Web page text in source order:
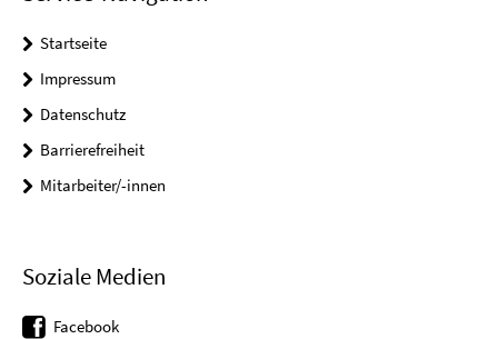
Startseite
Impressum
Datenschutz
Barrierefreiheit
Mitarbeiter/-innen
Soziale Medien
Facebook